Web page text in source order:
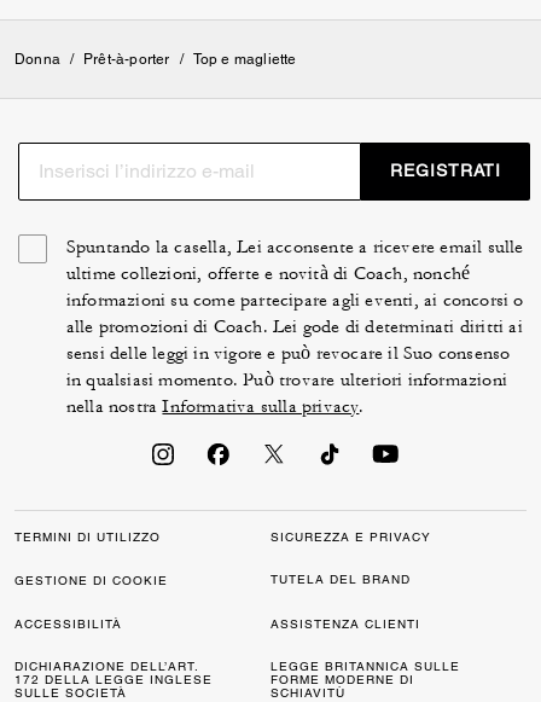
Donna / Prêt-à-porter / Top e magliette
REGISTRATI
Spuntando la casella, Lei acconsente a ricevere email sulle
ultime collezioni, offerte e novità di Coach, nonché
informazioni su come partecipare agli eventi, ai concorsi o
alle promozioni di Coach. Lei gode di determinati diritti ai
sensi delle leggi in vigore e può revocare il Suo consenso
in qualsiasi momento. Può trovare ulteriori informazioni
nella nostraInformativa sulla privacy.
TERMINI DI UTILIZZO SICUREZZA E PRIVACY
GESTIONE DI COOKIE TUTELA DEL BRAND
ACCESSIBILITÀ ASSISTENZA CLIENTI
DICHIARAZIONE DELL’ART.
172 DELLA LEGGE INGLESE
SULLE SOCIETÀ
LEGGE BRITANNICA SULLE
FORME MODERNE DI
SCHIAVITÙ